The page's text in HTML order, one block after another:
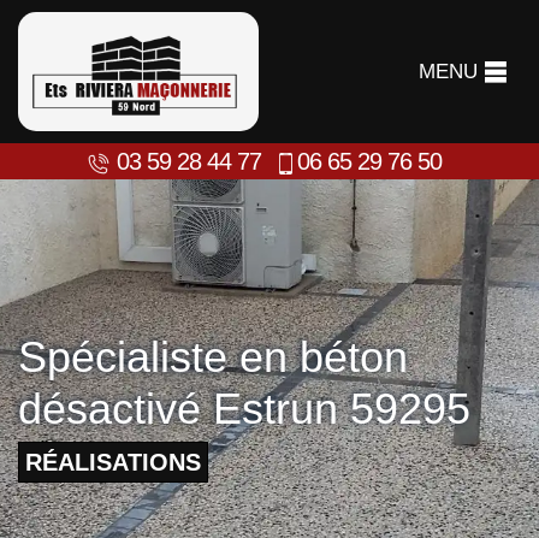
MENU
03 59 28 44 77 06 65 29 76 50
Spécialiste en béton
désactivé Estrun 59295
RÉALISATIONS